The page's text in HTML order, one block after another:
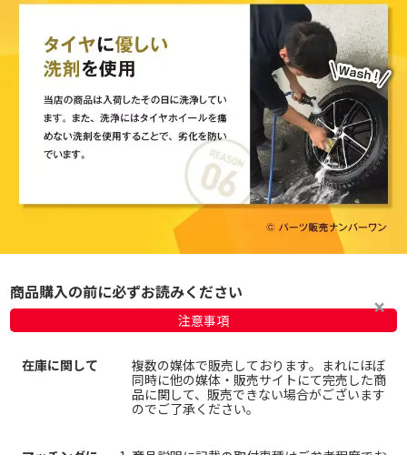
商品購入の前に必ずお読みください
注意事項
在庫に関して
複数の媒体で販売しております。まれにほぼ
同時に他の媒体・販売サイトにて完売した商
品に関して、販売できない場合がございます
のでご了承ください。